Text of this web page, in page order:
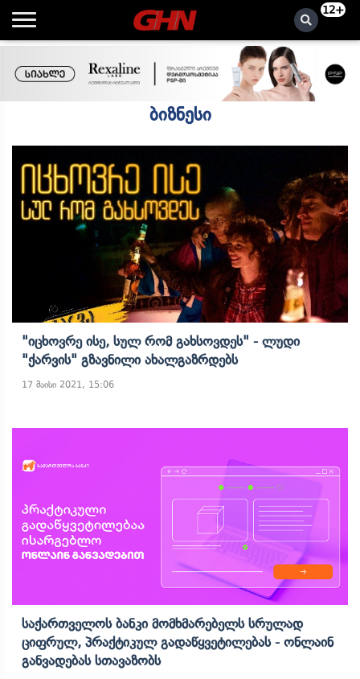
12+
ბიზნესი
"იცხოვრე Ისე, Სულ Რომ Გახსოვდეს" - Ლუდი
"ქარვის" Გზავნილი Ახალგაზრდებს
17 მაისი 2021, 15:06
Საქართველოს Ბანკი Მომხმარებელს Სრულად
Ციფრულ, Პრაქტიკულ Გადაწყვეტილებას - Ონლაინ
Განვადებას Სთავაზობს